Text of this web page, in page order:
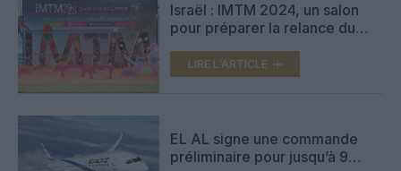
Israël : IMTM 2024, un salon
pour préparer la relance du
LIRE L'ARTICLE
EL AL signe une commande
préliminaire pour jusqu’à 9